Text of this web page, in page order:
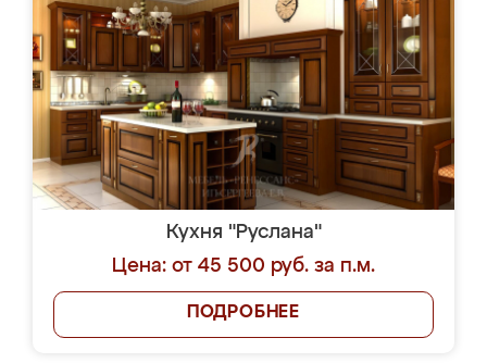
Кухня "Руслана"
Цена: от 45 500 руб. за п.м.
ПОДРОБНЕЕ